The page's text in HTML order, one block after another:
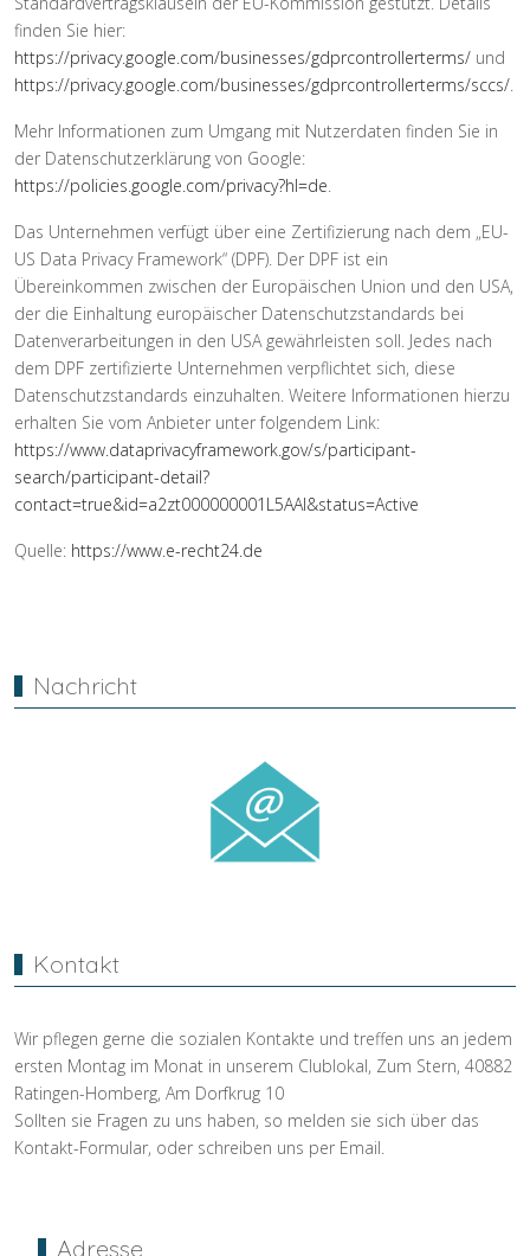
finden Sie hier:
https://privacy.google.com/businesses/gdprcontrollerterms/ und
https://privacy.google.com/businesses/gdprcontrollerterms/sccs/.
Mehr Informationen zum Umgang mit Nutzerdaten finden Sie in
der Datenschutzerklärung von Google:
https://policies.google.com/privacy?hl=de.
Das Unternehmen verfügt über eine Zertifizierung nach dem „EU-
US Data Privacy Framework“ (DPF). Der DPF ist ein
Übereinkommen zwischen der Europäischen Union und den USA,
der die Einhaltung europäischer Datenschutzstandards bei
Datenverarbeitungen in den USA gewährleisten soll. Jedes nach
dem DPF zertifizierte Unternehmen verpflichtet sich, diese
Datenschutzstandards einzuhalten. Weitere Informationen hierzu
erhalten Sie vom Anbieter unter folgendem Link:
https://www.dataprivacyframework.gov/s/participant-
search/participant-detail?
contact=true&id=a2zt000000001L5AAI&status=Active
Quelle: https://www.e-recht24.de
Nachricht
Kontakt
Wir pflegen gerne die sozialen Kontakte und treffen uns an jedem
ersten Montag im Monat in unserem Clublokal, Zum Stern, 40882
Ratingen-Homberg, Am Dorfkrug 10
Sollten sie Fragen zu uns haben, so melden sie sich über das
Kontakt-Formular, oder schreiben uns per Email.
Adresse